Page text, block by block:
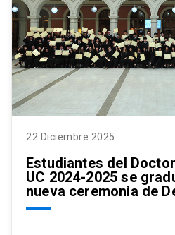
22 Diciembre 2025
Estudiantes del
UC 2024-2025 se
nueva ceremonia de